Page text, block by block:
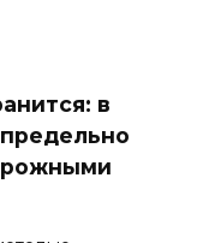
в